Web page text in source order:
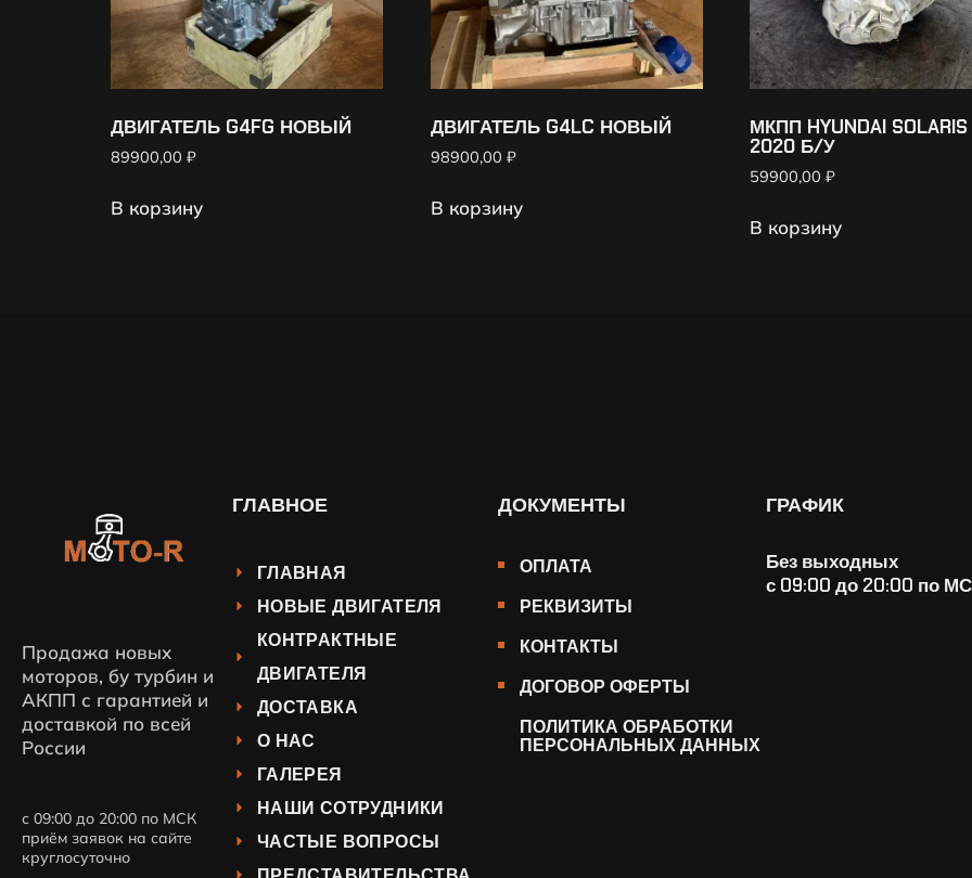
ДВИГАТЕЛЬ G4FG НОВЫЙ
89900,00 ₽
В корзину
ДВИГАТЕЛЬ G4LC НОВЫЙ
98900,00 ₽
В корзину
МКПП HYUNDAI SOLARIS
2020 Б/У
59900,00₽
В корзину
Продажа новых
моторов, бу турбин и
АКПП с гарантией и
доставкой по всей
России
с 09:00 до 20:00 по МСК
приём заявок на сайте
круглосуточно
ГЛАВНОЕ
ГЛАВНАЯ
НОВЫЕ ДВИГАТЕЛЯ
КОНТРАКТНЫЕ
ДВИГАТЕЛЯ
ДОСТАВКА
О НАС
ГАЛЕРЕЯ
НАШИ СОТРУДНИКИ
ЧАСТЫЕ ВОПРОСЫ
ДОКУМЕНТЫ
ОПЛАТА
РЕКВИЗИТЫ
КОНТАКТЫ
ДОГОВОР ОФЕРТЫ
ПОЛИТИКА ОБРАБОТКИ
ПЕРСОНАЛЬНЫХ ДАННЫХ
ГРАФИК
Без выходных
с 09:00 до 20:00 по